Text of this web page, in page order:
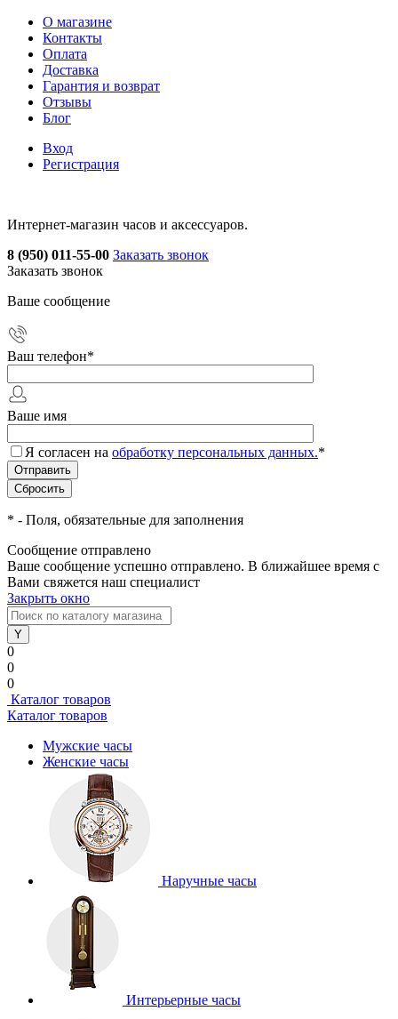
О магазине
Контакты
Оплата
Доставка
Гарантия и возврат
Отзывы
Блог
Вход
Регистрация
Интернет-магазин часов и аксессуаров.
8 (950) 011-55-00 Заказать звонок
Заказать звонок
Ваше сообщение
Ваш телефон*
Ваше имя
Я согласен на обработку персональных данных.*
* - Поля, обязательные для заполнения
Сообщение отправлено
Ваше сообщение успешно отправлено. В ближайшее время с
Вами свяжется наш специалист
Закрыть окно
0
0
0
Каталог товаров
Каталог товаров
Мужские часы
Женские часы
Наручные часы
Интерьерные часы